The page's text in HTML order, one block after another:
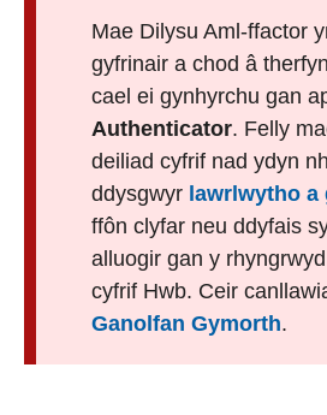
Mae Dilysu Aml-ffactor
gyfrinair a chod â
cael ei gynhyrchu gan
Authenticator. Felly
deiliad cyfrif nad ydyn
ddysgwyr lawrlwytho
ffôn clyfar neu ddyfais
alluogir gan y
cyfrif Hwb. Ceir
Ganolfan Gymorth.